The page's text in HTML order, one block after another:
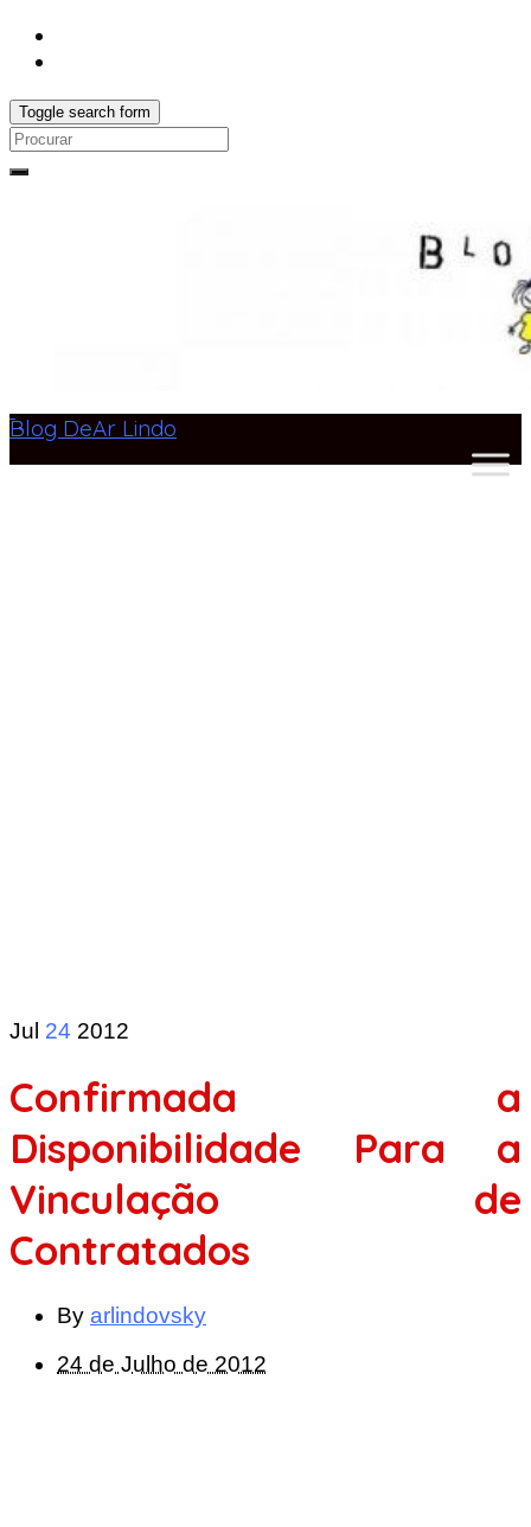
Toggle search form
Search
Blog DeAr Lindo
Jul 24 2012
Confirmada a
Disponibilidade Para a
Vinculação de
Contratados
By arlindovsky
24 de Julho de 2012